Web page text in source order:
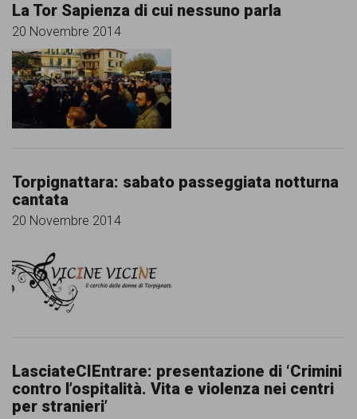
per
tutti.
La Tor Sapienza di cui nessuno parla
20 Novembre 2014
Torpignattara: sabato passeggiata notturna
cantata
20 Novembre 2014
LasciateCIEntrare: presentazione di ‘Crimini
contro l’ospitalità. Vita e violenza nei centri
per stranieri’